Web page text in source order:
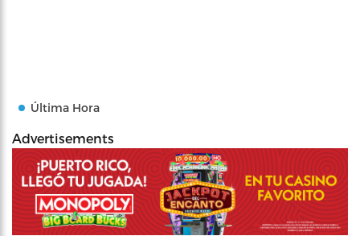
Última Hora
Advertisements